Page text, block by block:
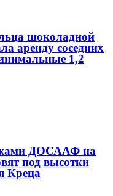
шоколадной
аренду соседних
1,2
ДОСААФ на
под высотки
Креца